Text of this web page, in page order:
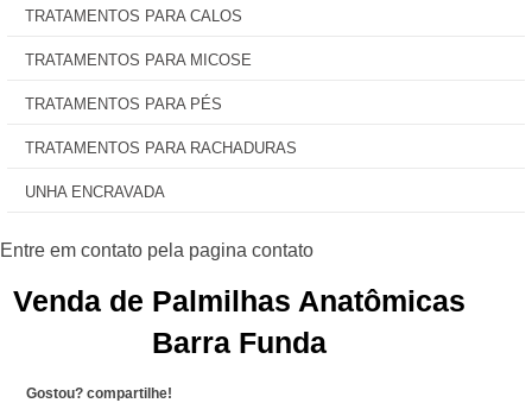
TRATAMENTOS PARA CALOS
TRATAMENTOS PARA MICOSE
TRATAMENTOS PARA PÉS
TRATAMENTOS PARA RACHADURAS
UNHA ENCRAVADA
Venda de Palmilhas Anatômicas
Barra Funda
Gostou? compartilhe!